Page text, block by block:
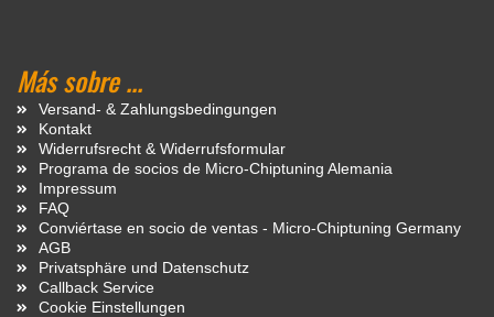
Más sobre ...
Versand- & Zahlungsbedingungen
Kontakt
Widerrufsrecht & Widerrufsformular
Programa de socios de Micro-Chiptuning Alemania
Impressum
FAQ
Conviértase en socio de ventas - Micro-Chiptuning Germany
AGB
Privatsphäre und Datenschutz
Callback Service
Cookie Einstellungen